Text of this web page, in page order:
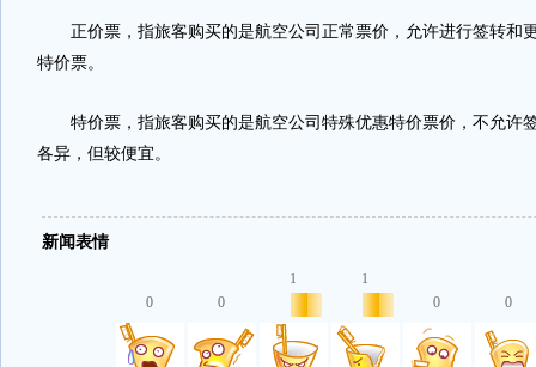
正价票，指旅客购买的是航空公司正常票价，允许进行签转和
特价票。
特价票，指旅客购买的是航空公司特殊优惠特价票价，不允许
各异，但较便宜。
新闻表情
0 0
1 1
0 0